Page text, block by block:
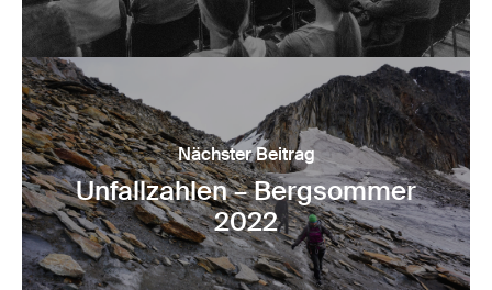
Nächster Beitrag
Unfallzahlen – Bergsommer
2022